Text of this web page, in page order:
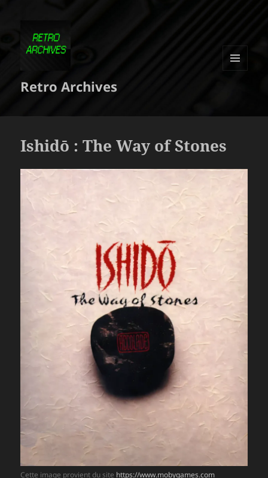
Retro Archives
Ishidō : The Way of Stones
Cette image provient du site https://www.mobygames.com